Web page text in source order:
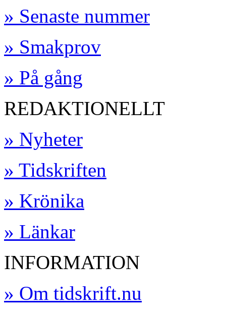
» Senaste nummer
» Smakprov
» På gång
REDAKTIONELLT
» Nyheter
» Tidskriften
» Krönika
» Länkar
INFORMATION
» Om tidskrift.nu